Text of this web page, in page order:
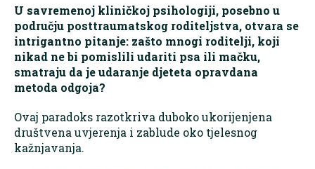
U savremenoj kliničkoj psihologiji, posebno u
području posttraumatskog roditeljstva, otvara se
intrigantno pitanje: zašto mnogi roditelji, koji
nikad ne bi pomislili udariti psa ili mačku,
smatraju da je udaranje djeteta opravdana
metoda odgoja?
Ovaj paradoks razotkriva duboko ukorijenjena
društvena uvjerenja i zablude oko tjelesnog
kažnjavanja.